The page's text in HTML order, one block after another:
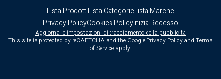
Lista ProdottiLista CategorieLista Marche
Privacy PolicyCookies PolicyInizia Recesso
Aggiorna le impostazioni di tracciamento della pubblicità
This site is protected by reCAPTCHA and the Google Privacy Policy and Terms
of Serviceapply.